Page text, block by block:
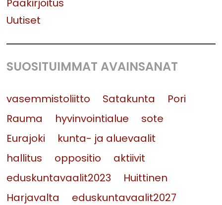
Uutiset
SUOSITUIMMAT AVAINSANAT
vasemmistoliitto Satakunta
Pori
Rauma
hyvinvointialue
sote
Eurajoki
kunta- ja aluevaalit
hallitus
oppositio
aktiivit
eduskuntavaalit2023
Huittinen
Harjavalta
eduskuntavaalit2027